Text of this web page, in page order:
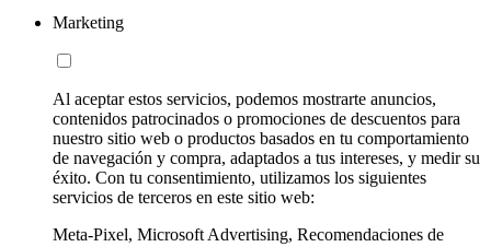
Marketing
Al aceptar estos servicios, podemos mostrarte anuncios,
contenidos patrocinados o promociones de descuentos para
nuestro sitio web o productos basados en tu comportamiento
de navegación y compra, adaptados a tus intereses, y medir su
éxito. Con tu consentimiento, utilizamos los siguientes
servicios de terceros en este sitio web:
Meta-Pixel, Microsoft Advertising, Recomendaciones de